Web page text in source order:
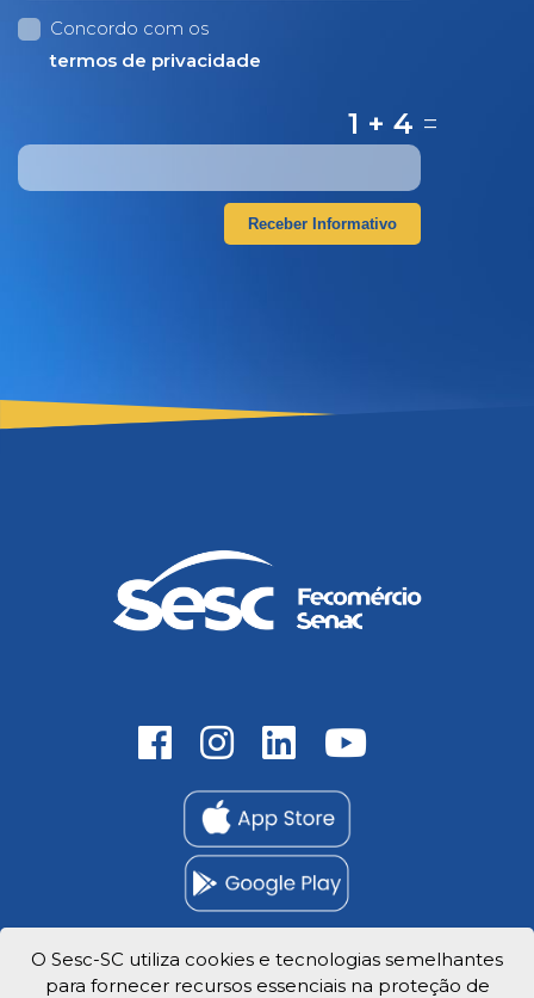
Concordo com os
termos de privacidade
1 + 4 =
Receber Informativo
Trabalhe Conosco
O Sesc-SC utiliza cookies e tecnologias semelhantes
para fornecer recursos essenciais na proteção de